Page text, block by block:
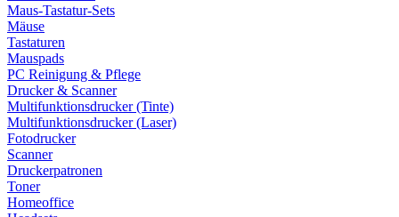
Maus-Tastatur-Sets
Mäuse
Tastaturen
Mauspads
PC Reinigung & Pflege
Drucker & Scanner
Multifunktionsdrucker (Tinte)
Multifunktionsdrucker (Laser)
Fotodrucker
Scanner
Druckerpatronen
Toner
Homeoffice